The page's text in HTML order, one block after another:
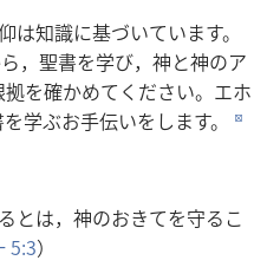
は知識に基づいています。
， 聖書を学び， 神と神のア
拠を確かめてください。エホ
を学ぶお手伝いをします。 d
とは， 神のおきてを守るこ
5:3）